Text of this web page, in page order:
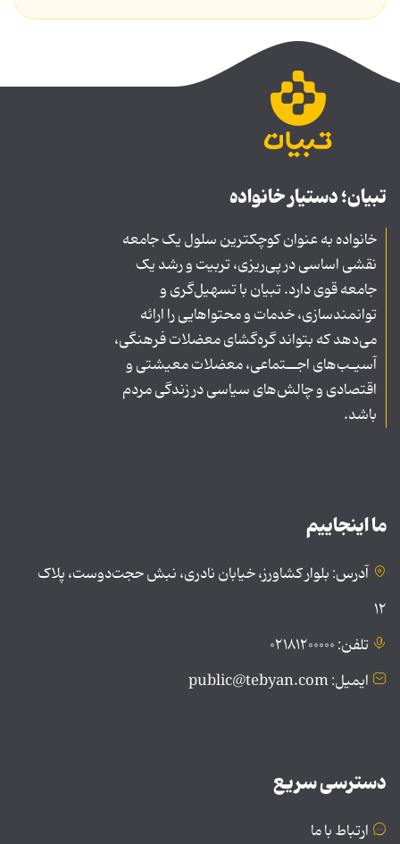
تبیان؛ دستیار خانواده
خانواده به عنوان کوچکترین سلول یک جامعه
نقشی اساسی در پی‌ریزی، تربیت و رشد یک
جامعه قوی دارد. تبیان با تسهیل‌گری و
توانمندسازی، خدمات و محتواهایی را ارائه
می‌دهد که بتواند گره‌گشای معضلات فرهنگی،
آسیـب‌های اجــتماعی، معضلات معیشتی و
اقتصادی و چالش‌های سیاسی در زندگی مردم
باشد.
ما اینجاییم
آدرس: بلوار کشاورز، خیابان نادری، نبش حجت‌دوست، پلاک
۱۲
تلفن: ۰۲۱۸۱۲۰۰۰۰۰
ایمیل: public@tebyan.com
دسترسی سریع
ارتباط با ما